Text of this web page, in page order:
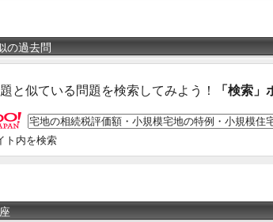
の過去問
と似ている問題を検索してみよう！ 「検索
ト内を検索